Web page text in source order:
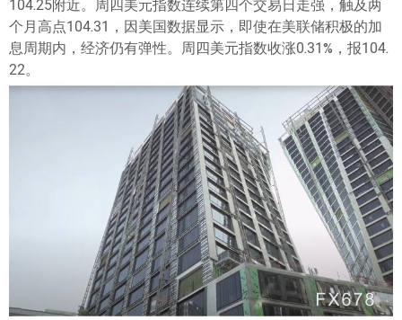
日本語
104.25附近。周四美元指数连续第四个交易日走强，触及两
个月高点104.31，因美国数据显示，即使在美联储积极的加
息周期内，经济仍有弹性。周四美元指数收涨0.31%，报104.
22。